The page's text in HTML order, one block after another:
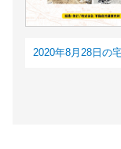
2020年8月28日の